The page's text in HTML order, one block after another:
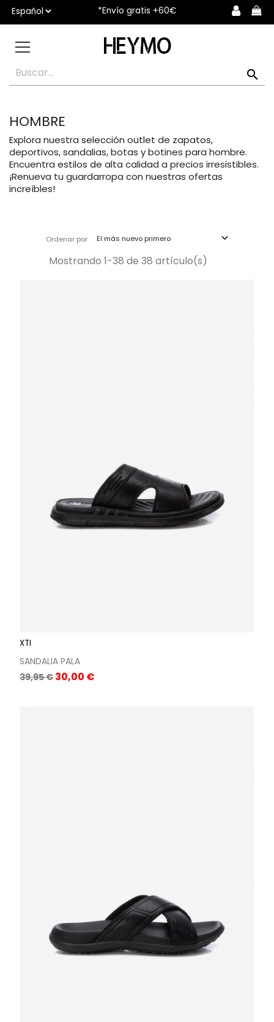
*Envío gratis +60€

HOMBRE
Explora nuestra selección outlet de zapatos,
deportivos, sandalias, botas y botines para hombre.
Encuentra estilos de alta calidad a precios irresistibles.
¡Renueva tu guardarropa con nuestras ofertas
increíbles!
Ordenar por El más nuevo primero 
Mostrando 1-38 de 38 artículo(s)
XTI
SANDALIA PALA
Precio
39,95 € Precio
30,00 €